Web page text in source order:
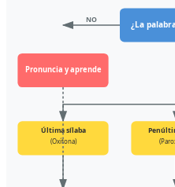
¿La
NO
Pronuncia y aprende
Última sílaba
(Oxítona)